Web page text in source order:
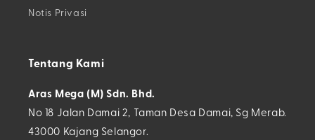
Notis Privasi
Tentang Kami
Aras Mega (M) Sdn. Bhd.
No 18 Jalan Damai 2, Taman Desa Damai, Sg Merab.
43000 Kajang Selangor.